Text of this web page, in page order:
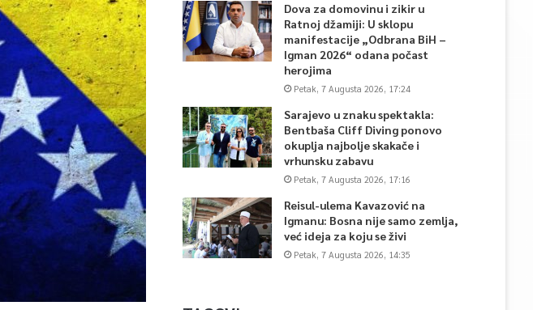
Dova za domovinu i zikir u
Ratnoj džamiji: U sklopu
manifestacije „Odbrana BiH –
Igman 2026“ odana počast
herojima
Petak, 7 Augusta 2026, 17:24
Sarajevo u znaku spektakla:
Bentbaša Cliff Diving ponovo
okuplja najbolje skakače i
vrhunsku zabavu
Petak, 7 Augusta 2026, 17:16
Reisul-ulema Kavazović na
Igmanu: Bosna nije samo zemlja,
već ideja za koju se živi
Petak, 7 Augusta 2026, 14:35